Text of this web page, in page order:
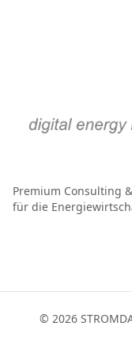
Premium Consulting
für die
© 2026